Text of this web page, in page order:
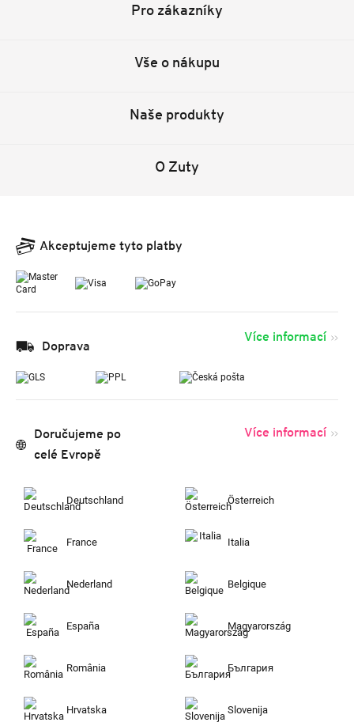
Pro zákazníky
Vše o nákupu
Naše produkty
O Zuty
Akceptujeme tyto platby
Doprava
Více informací
Doručujeme po
celé Evropě
Více informací
Deutschland Österreich
France Italia
Nederland Belgique
España Magyarország
România България
Hrvatska Slovenija